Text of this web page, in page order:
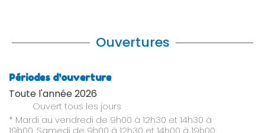
Ouvertures
Périodes d'ouverture
Toute l'année 2026
Ouvert tous les jours
* Mardi au vendredi de 9h00 à 12h30 et 14h30 à
19h00. Samedi de 9h00 à 12h30 et 14h00 à 19h00.